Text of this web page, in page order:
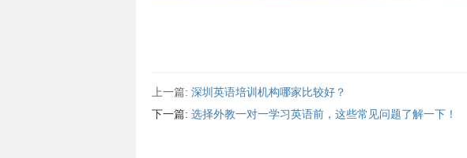
上一篇: 深圳英语培训机构哪家比较好？
下一篇: 选择外教一对一学习英语前，这些常见问题了解一下！